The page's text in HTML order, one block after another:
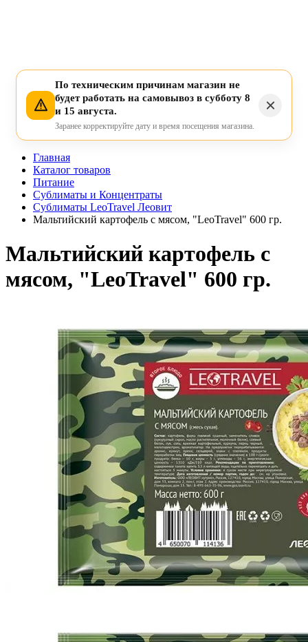
По техническим причинам магазин не
будет работать на самовывоз в субботу 8
и 15 августа.
Заранее корректируйте дату и время посещения магазина.
Главная
Каталог товаров
Питание
Сублиматы и Концентраты
Сублиматы LeoTravel Леовит
Мальтийский картофель с мясом, "LeoTravel" 600 гр.
Мальтийский картофель с
мясом, "LeoTravel" 600 гр.